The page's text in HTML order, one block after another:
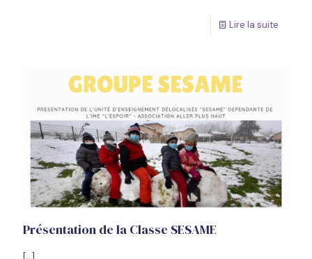
Lire la suite
Présentation de la Classe SESAME